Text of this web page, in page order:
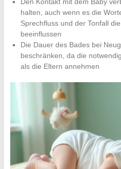
halten, auch wenn es die
Sprechfluss und der Tonfall
beeinflussen
Die Dauer des Bades bei
beschränken, da die
als die Eltern annehmen